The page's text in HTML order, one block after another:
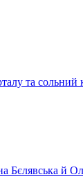
та сольний
й